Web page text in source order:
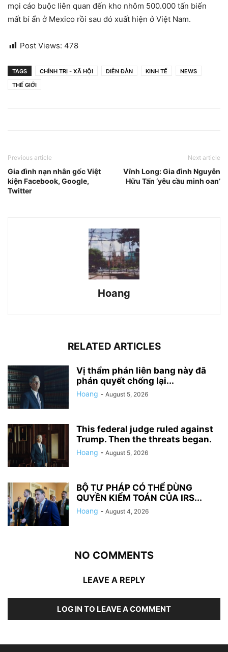
mọi cáo buộc liên quan đến kho nhôm 500.000 tấn biến
mất bí ẩn ở Mexico rồi sau đó xuất hiện ở Việt Nam.
Post Views: 478
TAGS CHÍNH TRỊ - XÃ HỘI DIỄN ĐÀN KINH TẾ
NEWS
THẾ GIỚI
Previous article
Gia đình nạn nhân gốc Việt
kiện Facebook, Google,
Twitter
Next article
Vĩnh Long: Gia đình Nguyễn
Hữu Tấn ‘yêu cầu minh oan’
Hoang
RELATED ARTICLES
Vị thẩm phán liên bang này đã
phán quyết chống lại...
Hoang - August 5, 2026
This federal judge ruled against
Trump. Then the threats began.
Hoang - August 5, 2026
BỘ TƯ PHÁP CÓ THỂ DÙNG
QUYỀN KIỂM TOÁN CỦA IRS...
Hoang - August 4, 2026
NO COMMENTS
LEAVE A REPLY
LOG IN TO LEAVE A COMMENT